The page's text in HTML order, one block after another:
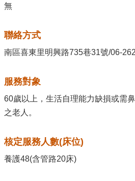
無
聯絡方式
南區喜東里明興路735巷31號/06-
服務對象
60歲以上，生活自理能力缺損或需
之老人。
核定服務人數(床位)
養護48(含管路20床)